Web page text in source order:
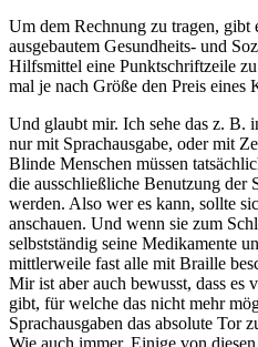
Um dem Rechnung zu tragen,
ausgebautem Gesundheits- und
Hilfsmittel eine Punktschriftzeile
mal je nach Größe den Preis eines
Und glaubt mir. Ich sehe das z. B.
nur mit Sprachausgabe, oder mit
Blinde Menschen müssen
die ausschließliche Benutzung der
werden. Also wer es kann, sollte
anschauen. Und wenn sie zum
selbstständig seine Medikamente
mittlerweile fast alle mit Braille
Mir ist aber auch bewusst, dass es
gibt, für welche das nicht mehr
Sprachausgaben das absolute Tor
Wie auch immer. Einige von